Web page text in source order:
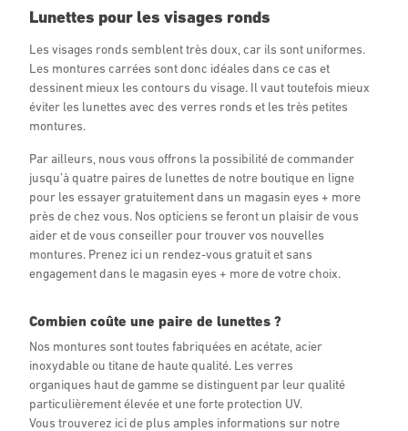
Lunettes pour les visages ronds
Les visages ronds semblent très doux, car ils sont uniformes.
Les montures carrées sont donc idéales dans ce cas et
dessinent mieux les contours du visage. Il vaut toutefois mieux
éviter les lunettes avec des verres ronds et les très petites
montures.
Par ailleurs, nous vous offrons la possibilité de commander
jusqu’à quatre paires de lunettes de notre boutique en ligne
pour les essayer gratuitement dans un magasin eyes + more
près de chez vous. Nos opticiens se feront un plaisir de vous
aider et de vous conseiller pour trouver vos nouvelles
montures. Prenez ici un rendez-vous gratuit et sans
engagement dans le magasin eyes + more de votre choix.
Combien coûte une paire de lunettes ?
Nos montures sont toutes fabriquées en acétate, acier
inoxydable ou titane de haute qualité. Les verres
organiques haut de gamme se distinguent par leur qualité
particulièrement élevée et une forte protection UV.
Vous trouverez ici de plus amples informations sur notre